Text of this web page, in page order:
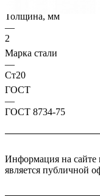
Толщина, мм
—
2
Марка стали
—
Ст20
ГОСТ
—
ГОСТ 8734-75
Информация на сайте
является публичной